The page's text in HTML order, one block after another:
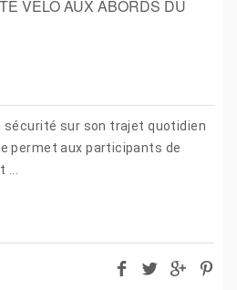
VELO AUX ABORDS DU
sécurité sur son trajet quotidien
permet aux participants de